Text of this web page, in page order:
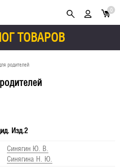
ТОВАРОВ
0
родителей
Изд.2
Синягин Ю. В.
Синягина Н. Ю.